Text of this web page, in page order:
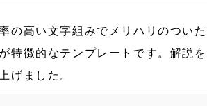
の高い文字組みでメリハリのつい
特徴的なテンプレートです。解説
げました。